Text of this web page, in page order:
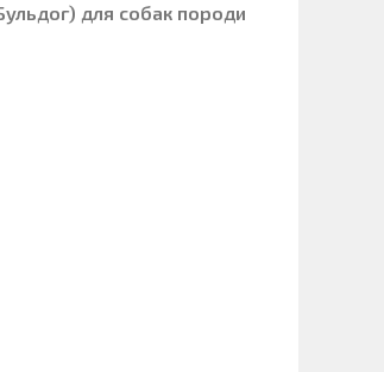
для собак породи